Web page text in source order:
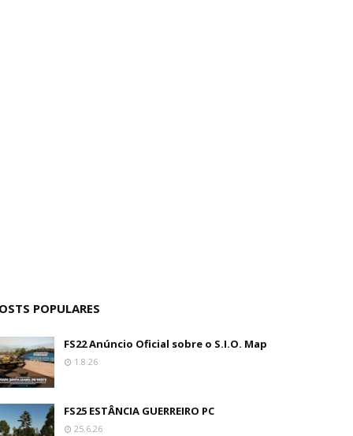
POPULARES
FS22 Anúncio Oficial sobre o S.I.O. Map
1.8.26
FS25 ESTÂNCIA GUERREIRO PC
25.6.26